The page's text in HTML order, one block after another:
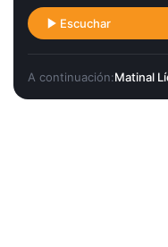
Escuchar
A continuación:Matinal